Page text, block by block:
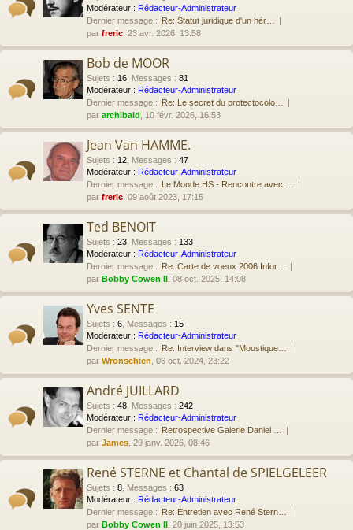
Modérateur : Rédacteur-Administrateur
Dernier message : Re: Statut juridique d'un hér…
par freric , 23 avr. 2026, 13:58
Bob de MOOR
Sujets : 16 Messages : 81
Modérateur : Rédacteur-Administrateur
Dernier message : Re: Le secret du protectocolo…
par archibald , 10 févr. 2026, 16:53
Jean Van HAMME.
Sujets : 12 Messages : 47
Modérateur : Rédacteur-Administrateur
Dernier message : Le Monde HS - Rencontre avec …
par freric , 09 août 2023, 17:15
Ted BENOIT
Sujets : 23 Messages : 133
Modérateur : Rédacteur-Administrateur
Dernier message : Re: Carte de voeux 2006 Infor…
par Bobby Cowen II , 08 oct. 2025, 14:08
Yves SENTE
Sujets : 6 Messages : 15
Modérateur : Rédacteur-Administrateur
Dernier message : Re: Interview dans "Moustique…
par Wronschien , 06 oct. 2024, 23:22
André JUILLARD
Sujets : 48 Messages : 242
Modérateur : Rédacteur-Administrateur
Dernier message : Retrospective Galerie Daniel …
par James , 29 janv. 2026, 08:46
René STERNE et Chantal de SPIELGELEER
Sujets : 8 Messages : 63
Modérateur : Rédacteur-Administrateur
Dernier message : Re: Entretien avec René Stern…
par Bobby Cowen II , 20 juin 2025, 13:53